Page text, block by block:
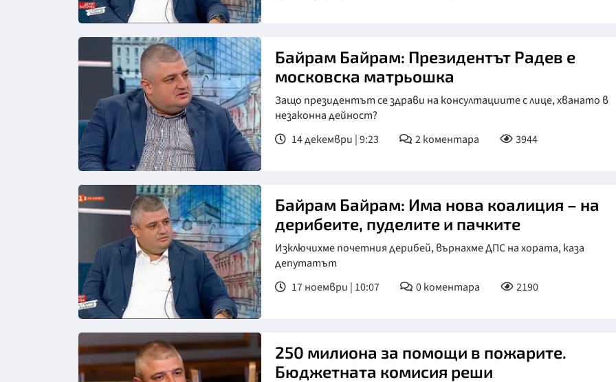
Снимка: БНТ
Байрам Байрам: Президентът Радев е
московска матрьошка
Защо президентът се здрави на консултациите с лице, хванато в
незаконна дейност?
14 декември | 9:23
2коментара 3944
Байрам Байрам: Има нова коалиция – на
дерибеите, пуделите и пачките
Изключихме почетния дерибей, върнахме ДПС на хората, каза
депутатът
17 ноември | 10:07
0коментара 2190
250 милиона за помощи в пожарите.
Бюджетната комисия реши